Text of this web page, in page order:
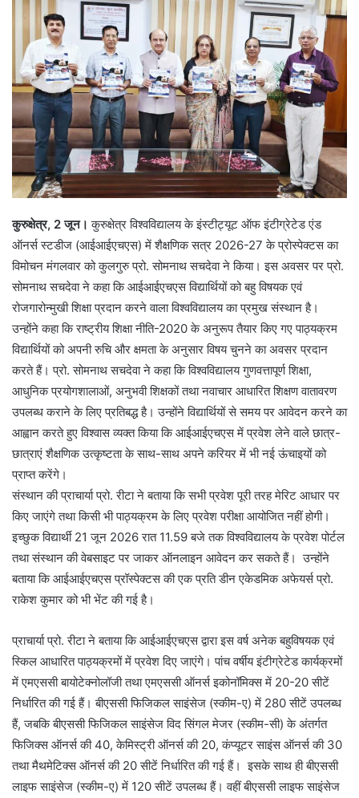
a
n
e
m
a
i
कुरुक्षेत्र, 2 जून। कुरुक्षेत्र विश्वविद्यालय के इंस्टीट्यूट ऑफ इंटीग्रेटेड एंड
ऑनर्स स्टडीज (आईआईएचएस) में शैक्षणिक सत्र 2026-27 के प्रोस्पेक्टस का
विमोचन मंगलवार को कुलगुरु प्रो. सोमनाथ सचदेवा ने किया। इस अवसर पर प्रो.
सोमनाथ सचदेवा ने कहा कि आईआईएचएस विद्यार्थियों को बहु विषयक एवं
रोजगारोन्मुखी शिक्षा प्रदान करने वाला विश्वविद्यालय का प्रमुख संस्थान है।
उन्होंने कहा कि राष्ट्रीय शिक्षा नीति-2020 के अनुरूप तैयार किए गए पाठ्यक्रम
विद्यार्थियों को अपनी रुचि और क्षमता के अनुसार विषय चुनने का अवसर प्रदान
करते हैं। प्रो. सोमनाथ सचदेवा ने कहा कि विश्वविद्यालय गुणवत्तापूर्ण शिक्षा,
आधुनिक प्रयोगशालाओं, अनुभवी शिक्षकों तथा नवाचार आधारित शिक्षण वातावरण
उपलब्ध कराने के लिए प्रतिबद्ध है। उन्होंने विद्यार्थियों से समय पर आवेदन करने का
आह्वान करते हुए विश्वास व्यक्त किया कि आईआईएचएस में प्रवेश लेने वाले छात्र-
छात्राएं शैक्षणिक उत्कृष्टता के साथ-साथ अपने करियर में भी नई ऊंचाइयों को
प्राप्त करेंगे।
संस्थान की प्राचार्या प्रो. रीटा ने बताया कि सभी प्रवेश पूरी तरह मेरिट आधार पर
किए जाएंगे तथा किसी भी पाठ्यक्रम के लिए प्रवेश परीक्षा आयोजित नहीं होगी।
इच्छुक विद्यार्थी 21 जून 2026 रात 11.59 बजे तक विश्वविद्यालय के प्रवेश पोर्टल
तथा संस्थान की वेबसाइट पर जाकर ऑनलाइन आवेदन कर सकते हैं। उन्होंने
बताया कि आईआईएचएस प्रॉस्पेक्टस की एक प्रति डीन एकेडमिक अफेयर्स प्रो.
राकेश कुमार को भी भेंट की गई है।
प्राचार्या प्रो. रीटा ने बताया कि आईआईएचएस द्वारा इस वर्ष अनेक बहुविषयक एवं
स्किल आधारित पाठ्यक्रमों में प्रवेश दिए जाएंगे। पांच वर्षीय इंटीग्रेटेड कार्यक्रमों
में एमएससी बायोटेक्नोलॉजी तथा एमएससी ऑनर्स इकोनॉमिक्स में 20-20 सीटें
निर्धारित की गई हैं। बीएससी फिजिकल साइंसेज (स्कीम-ए) में 280 सीटें उपलब्ध
हैं, जबकि बीएससी फिजिकल साइंसेज विद सिंगल मेजर (स्कीम-सी) के अंतर्गत
फिजिक्स ऑनर्स की 40, केमिस्ट्री ऑनर्स की 20, कंप्यूटर साइंस ऑनर्स की 30
तथा मैथमेटिक्स ऑनर्स की 20 सीटें निर्धारित की गई हैं। इसके साथ ही बीएससी
लाइफ साइंसेज (स्कीम-ए) में 120 सीटें उपलब्ध हैं। वहीं बीएससी लाइफ साइंसेज